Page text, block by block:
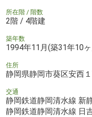
所在階 / 階数
2階 / 4階建
築年数
1994年11月(築31年10
住所
静岡県静岡市葵区安西
交通
静岡鉄道静岡清水線 新
静岡鉄道静岡清水線 日